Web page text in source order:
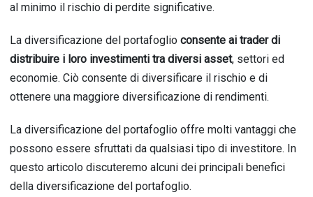
al minimo il rischio di perdite significative.
La diversificazione del portafoglio consente ai trader di
distribuire i loro investimenti tra diversi asset, settori ed
economie. Ciò consente di diversificare il rischio e di
ottenere una maggiore diversificazione di rendimenti.
La diversificazione del portafoglio offre molti vantaggi che
possono essere sfruttati da qualsiasi tipo di investitore. In
questo articolo discuteremo alcuni dei principali benefici
della diversificazione del portafoglio.